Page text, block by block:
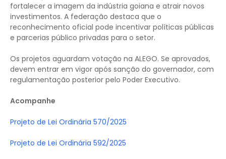
fortalecer a imagem da indústria goiana e atrair novos
investimentos. A federação destaca que o
reconhecimento oficial pode incentivar políticas públicas
e parcerias público privadas para o setor.
Os projetos aguardam votação na ALEGO. Se aprovados,
devem entrar em vigor após sanção do governador, com
regulamentação posterior pelo Poder Executivo.
Acompanhe
Projeto de Lei Ordinária 570/2025
Projeto de Lei Ordinária 592/2025